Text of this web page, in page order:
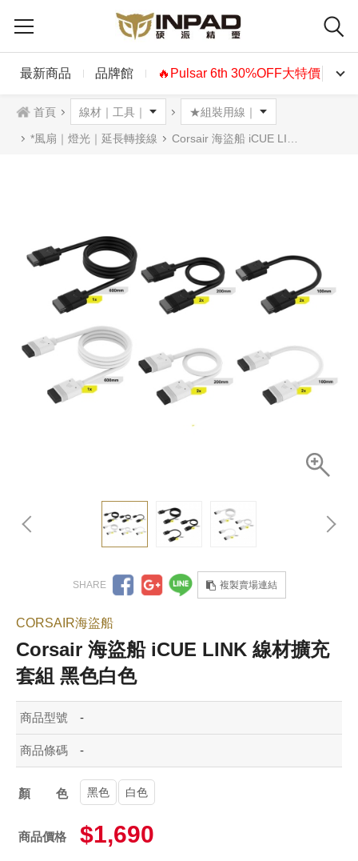
最新商品 品牌館 🔥Pulsar 6th 30%OFF大特價🔥
首頁
*風扇｜燈光｜延長轉接線 Corsair 海盜船 iCUE LINK 線材擴充套組 黑色白色
複製賣場連結
CORSAIR海盜船
Corsair 海盜船 iCUE LINK 線材擴充
套組 黑色白色
商品型號 -
商品條碼 -
顏色黑色 白色
商品價格 $1,690